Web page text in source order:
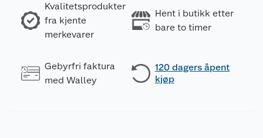
Kvalitetsprodukter
fra kjente
merkevarer
Hent i butikk etter
bare to timer
Gebyrfri faktura
med Walley
120 dagers åpent
kjøp